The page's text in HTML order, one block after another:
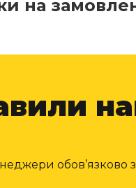
на
обов’язково